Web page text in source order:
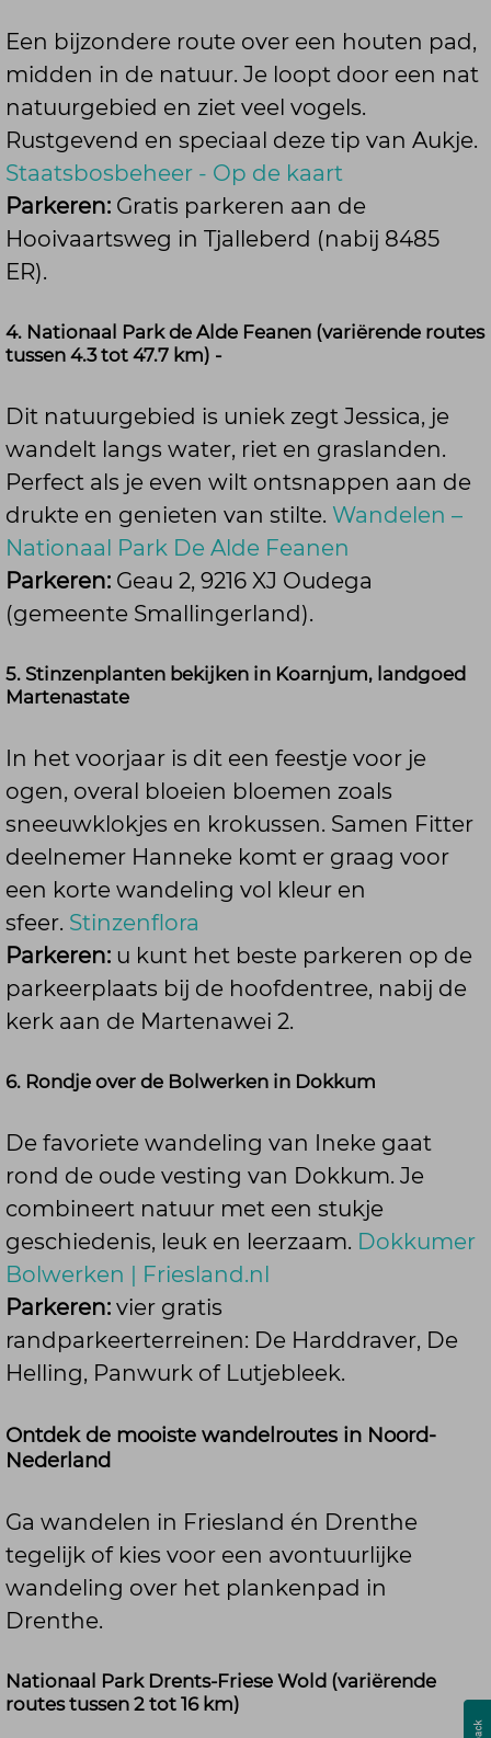
Een bijzondere route over een houten pad,
midden in de natuur. Je loopt door een nat
natuurgebied en ziet veel vogels.
Rustgevend en speciaal deze tip van Aukje.
Staatsbosbeheer - Op de kaart
Parkeren: Gratis parkeren aan de
Hooivaartsweg in Tjalleberd (nabij 8485
ER).
4. Nationaal Park de Alde Feanen (variërende routes
tussen 4.3 tot 47.7 km) -
Dit natuurgebied is uniek zegt Jessica, je
wandelt langs water, riet en graslanden.
Perfect als je even wilt ontsnappen aan de
drukte en genieten van stilte. Wandelen –
Nationaal Park De Alde Feanen
Parkeren: Geau 2, 9216 XJ Oudega
(gemeente Smallingerland).
5. Stinzenplanten bekijken in Koarnjum, landgoed
Martenastate
In het voorjaar is dit een feestje voor je
ogen, overal bloeien bloemen zoals
sneeuwklokjes en krokussen. Samen Fitter
deelnemer Hanneke komt er graag voor
een korte wandeling vol kleur en
sfeer. Stinzenflora
Parkeren: u kunt het beste parkeren op de
parkeerplaats bij de hoofdentree, nabij de
kerk aan de Martenawei 2.
6. Rondje over de Bolwerken in Dokkum
De favoriete wandeling van Ineke gaat
rond de oude vesting van Dokkum. Je
combineert natuur met een stukje
geschiedenis, leuk en leerzaam. Dokkumer
Bolwerken | Friesland.nl
Parkeren: vier gratis
randparkeerterreinen: De Harddraver, De
Helling, Panwurk of Lutjebleek.
Ontdek de mooiste wandelroutes in Noord-
Nederland
Ga wandelen in Friesland én Drenthe
tegelijk of kies voor een avontuurlijke
wandeling over het plankenpad in
Drenthe.
Nationaal Park Drents-Friese Wold (variërende
routes tussen 2 tot 16 km)